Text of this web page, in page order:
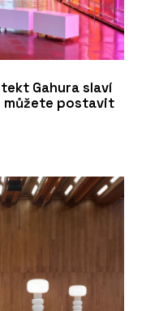
Gahura slaví
můžete postavit